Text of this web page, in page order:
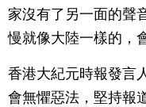
家沒有了另一面的聲
慢就像大陸一樣的，
香港大紀元時報發言
會無懼惡法，堅持報